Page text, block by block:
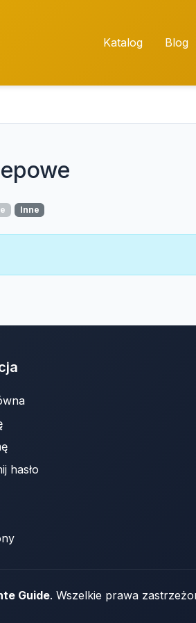
Katalog Blog
Inne
hasło
Guide. Wszelkie prawa